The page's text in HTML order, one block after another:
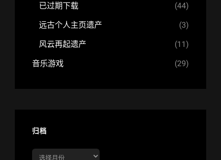
已过期下载 (44)
远古个人主页遗产 (3)
风云再起遗产 (11)
音乐游戏 (29)
归档